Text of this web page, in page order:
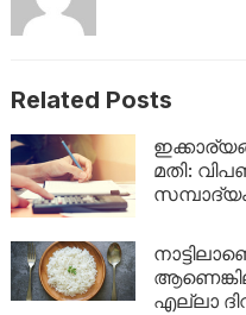
Related Posts
മതി:
എല്ലാ